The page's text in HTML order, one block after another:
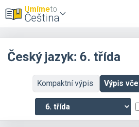
Umímeto
Čeština
Český jazyk: 6. třída
Kompaktní výpis Výpis